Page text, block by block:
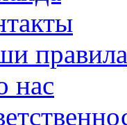
правила
нас